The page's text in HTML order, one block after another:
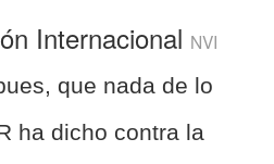
Internacional NVI
que nada de lo
ha dicho contra la